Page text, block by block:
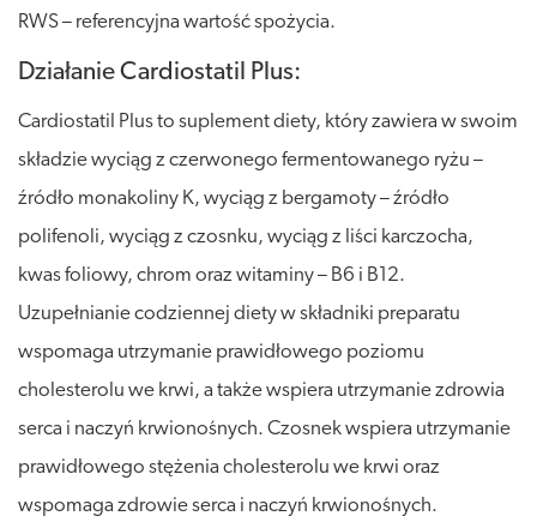
RWS – referencyjna wartość spożycia.
Działanie Cardiostatil Plus:
Cardiostatil Plus to suplement diety, który zawiera w swoim
składzie wyciąg z czerwonego fermentowanego ryżu –
źródło monakoliny K, wyciąg z bergamoty – źródło
polifenoli, wyciąg z czosnku, wyciąg z liści karczocha,
kwas foliowy, chrom oraz witaminy – B6 i B12.
Uzupełnianie codziennej diety w składniki preparatu
wspomaga utrzymanie prawidłowego poziomu
cholesterolu we krwi, a także wspiera utrzymanie zdrowia
serca i naczyń krwionośnych. Czosnek wspiera utrzymanie
prawidłowego stężenia cholesterolu we krwi oraz
wspomaga zdrowie serca i naczyń krwionośnych.